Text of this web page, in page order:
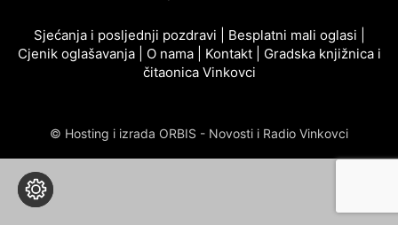
Sjećanja i posljednji pozdravi Besplatni mali oglasi
Cjenik oglašavanja| O nama| Kontakt| Gradska knjižnica i
čitaonica Vinkovci
© Hosting i izrada ORBIS - Novosti i Radio Vinkovci